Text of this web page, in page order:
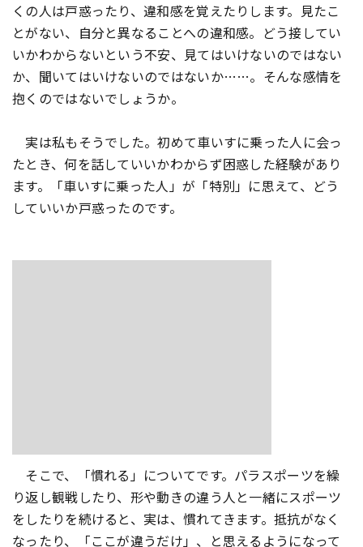
くの人は戸惑ったり、違和感を覚えたりします。見たこ
とがない、自分と異なることへの違和感。どう接してい
いかわからないという不安、見てはいけないのではない
か、聞いてはいけないのではないか……。そんな感情を
抱くのではないでしょうか。
実は私もそうでした。初めて車いすに乗った人に会っ
たとき、何を話していいかわからず困惑した経験があり
ます。「車いすに乗った人」が「特別」に思えて、どう
していいか戸惑ったのです。
そこで、「慣れる」についてです。パラスポーツを繰
り返し観戦したり、形や動きの違う人と一緒にスポーツ
をしたりを続けると、実は、慣れてきます。抵抗がなく
なったり、「ここが違うだけ」、と思えるようになって